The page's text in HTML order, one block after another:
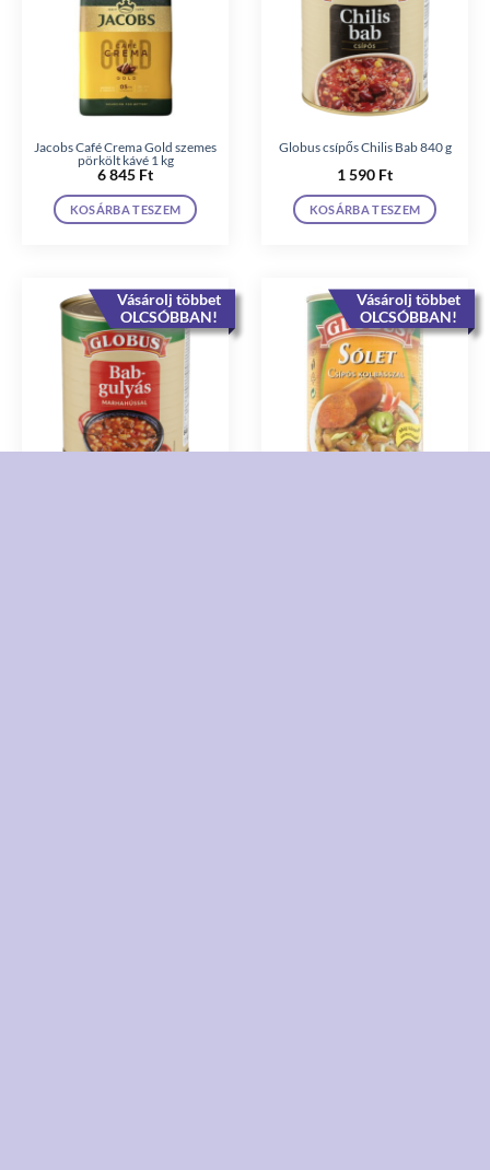
Jacobs Café Crema Gold szemes
pörkölt kávé 1 kg
6 845 Ft
KOSÁRBA TESZEM
Globus csípős Chilis Bab 840 g
1 590 Ft
KOSÁRBA TESZEM
Vásárolj többet
OLCSÓBBAN!
Vásárolj többet
OLCSÓBBAN!